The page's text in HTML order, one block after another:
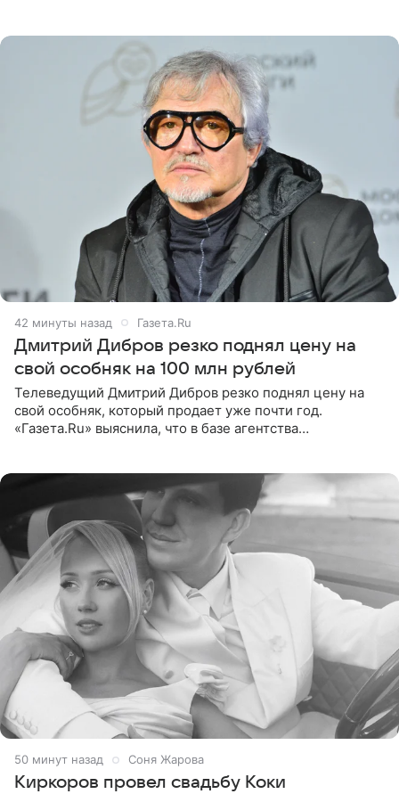
43 минуты назад Газета.Ru
Дмитрий Дибров резко поднял цену на
свой особняк на 100 млн рублей
Телеведущий Дмитрий Дибров резко поднял цену на
свой особняк, который продает уже почти год.
«Газета.Ru» выяснила, что в базе агентства
51 минуту назад Соня Жарова
Киркоров провел свадьбу Коки